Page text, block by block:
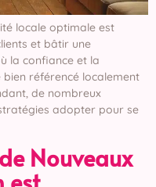
locale optimale est
et bâtir une
la confiance et la
référencé localement
de nombreux
adopter pour se
Nouveaux